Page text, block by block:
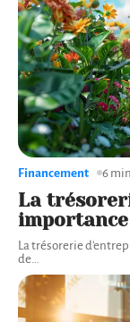
La
La trésorerie
de
Financement 6